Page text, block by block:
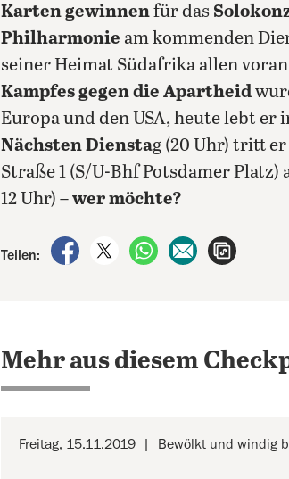
Karten gewinnenfür das
Philharmonie am kommenden
seiner Heimat Südafrika allen
Kampfes gegen die Apartheid
Europa und den USA, heute lebt er
Nächsten Dienstag (20 Uhr) tritt
Straße 1 (S/U-Bhf Potsdamer
12 Uhr) –wer möchte?
Teilen:
auf Facebook teilen
auf X teilenper WhatsApp teilen
per E-Mail
Mehr aus diesem
Freitag, 15.11.2019 Bewölkt und windig